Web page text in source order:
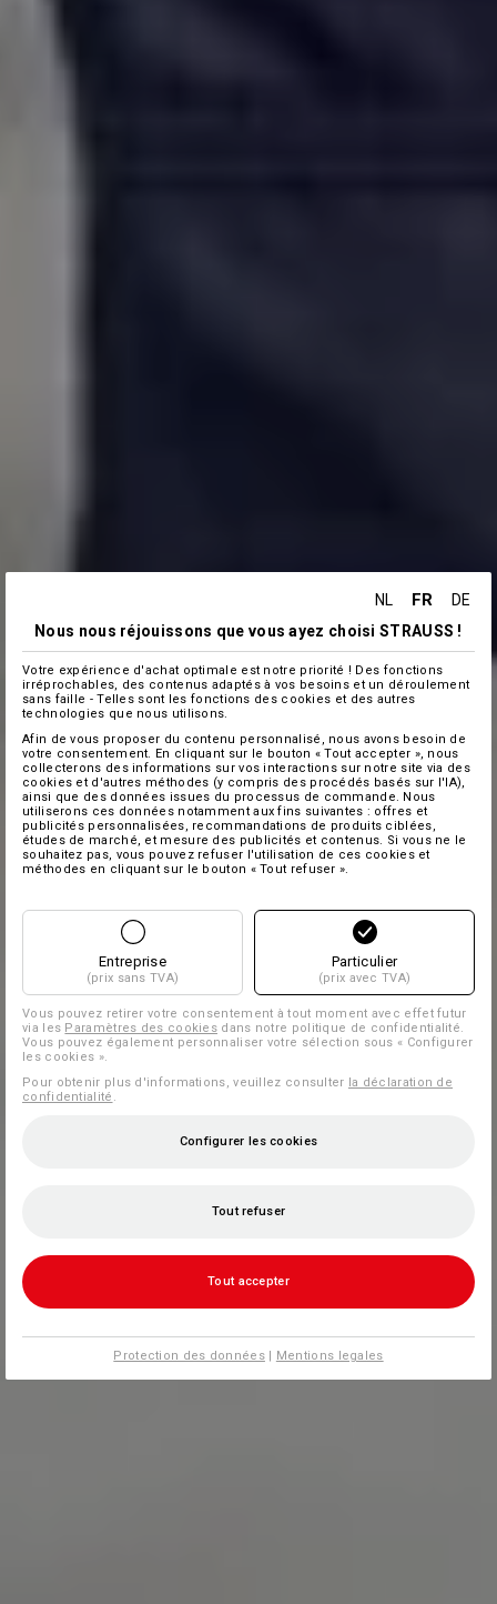
NL FR
DE
Nous nous réjouissons que vous ayez choisi STRAUSS !
Votre expérience d'achat optimale est notre priorité ! Des fonctions
irréprochables, des contenus adaptés à vos besoins et un déroulement
sans faille - Telles sont les fonctions des cookies et des autres
technologies que nous utilisons.
Afin de vous proposer du contenu personnalisé, nous avons besoin de
votre consentement. En cliquant sur le bouton « Tout accepter », nous
collecterons des informations sur vos interactions sur notre site via des
cookies et d'autres méthodes (y compris des procédés basés sur l'IA),
ainsi que des données issues du processus de commande. Nous
utiliserons ces données notamment aux fins suivantes : offres et
publicités personnalisées, recommandations de produits ciblées,
études de marché, et mesure des publicités et contenus. Si vous ne le
souhaitez pas, vous pouvez refuser l'utilisation de ces cookies et
méthodes en cliquant sur le bouton « Tout refuser ».
Entreprise
(prix sans TVA)
Particulier
(prix avec TVA)
Vous pouvez retirer votre consentement à tout moment avec effet futur
via les Paramètres des cookies dans notre politique de confidentialité.
Vous pouvez également personnaliser votre sélection sous « Configurer
les cookies ».
Pour obtenir plus d'informations, veuillez consulter la déclaration de
confidentialité .
Configurer les cookies
Tout refuser
Tout accepter
Protection des données| Mentions legales